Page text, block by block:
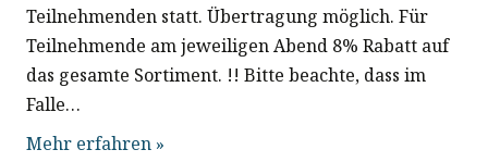
Teilnehmenden statt. Übertragung möglich. Für
Teilnehmende am jeweiligen Abend 8% Rabatt auf
das gesamte Sortiment. !! Bitte beachte, dass im
Falle…
Mehr erfahren »